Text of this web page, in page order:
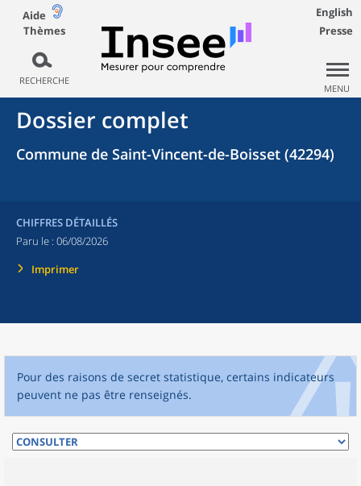
Aide
Thèmes
RECHERCHE
English
Presse
MENU
Dossier complet
Commune de Saint-Vincent-de-Boisset (42294)
CHIFFRES DÉTAILLÉS
Paru le : 06/08/2026
Imprimer
Pour des raisons de secret statistique, certains indicateurs
peuvent ne pas être renseignés.